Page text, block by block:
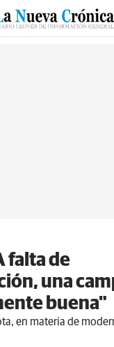
falta de
una
buena"
en materia de